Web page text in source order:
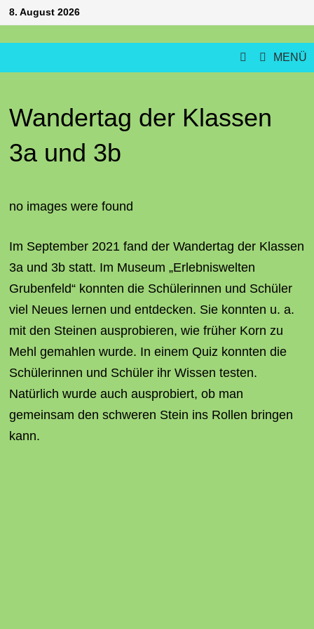
Zum
Inhalt
springen
8. August 2026
MENÜ
Wandertag der Klassen
3a und 3b
no images were found
Im September 2021 fand der Wandertag der Klassen
3a und 3b statt. Im Museum „Erlebniswelten
Grubenfeld“ konnten die Schülerinnen und Schüler
viel Neues lernen und entdecken. Sie konnten u. a.
mit den Steinen ausprobieren, wie früher Korn zu
Mehl gemahlen wurde. In einem Quiz konnten die
Schülerinnen und Schüler ihr Wissen testen.
Natürlich wurde auch ausprobiert, ob man
gemeinsam den schweren Stein ins Rollen bringen
kann.